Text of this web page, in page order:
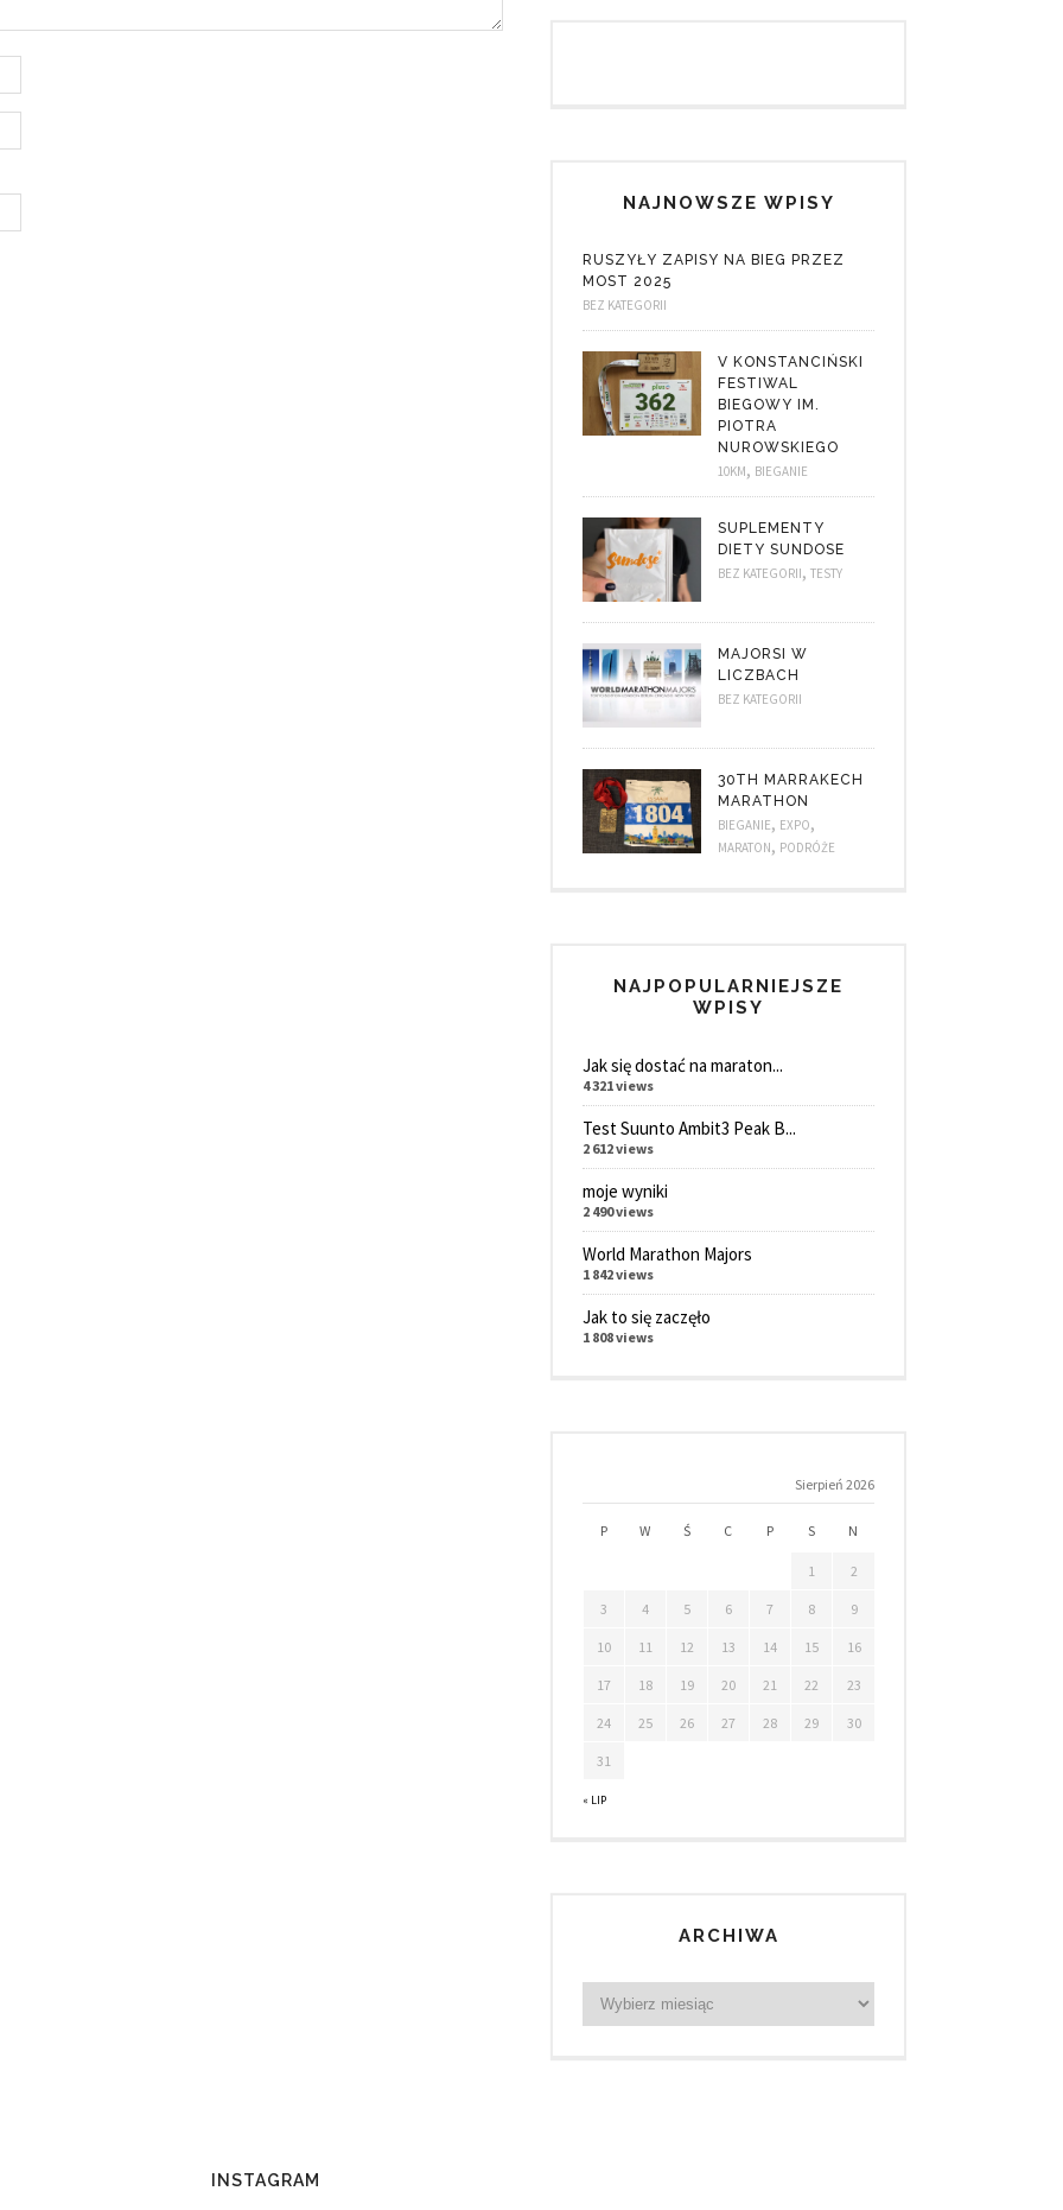
NAJNOWSZE WPISY
RUSZYŁY ZAPISY NA BIEG PRZEZ
MOST 2025
BEZ KATEGORII
V KONSTANCIŃSKI
FESTIWAL
BIEGOWY IM.
PIOTRA
NUROWSKIEGO
10KM, BIEGANIE
SUPLEMENTY
DIETY SUNDOSE
BEZ KATEGORII, TESTY
MAJORSI W
LICZBACH
BEZ KATEGORII
30TH MARRAKECH
MARATHON
BIEGANIE, EXPO,
MARATON, PODRÓŻE
NAJPOPULARNIEJSZE
WPISY
Jak się dostać na maraton...
4 321 views
Test Suunto Ambit3 Peak B...
2 612 views
moje wyniki
2 490 views
World Marathon Majors
1 842 views
Jak to się zaczęło
1 808 views
Sierpień 2026
P W Ś C P S N
« LIP
1 2
3 4 5 6 7 8 9
10 11 12 13 14 15 16
17 18 19 20 21 22 23
24 25 26 27 28 29 30
31
ARCHIWA
INSTAGRAM